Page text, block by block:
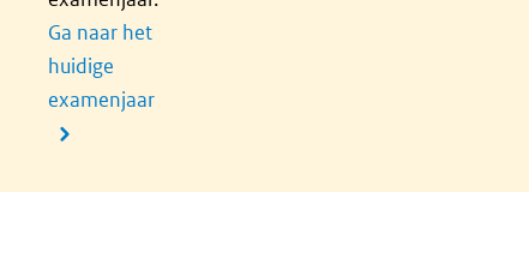
Ga naar het
huidige
examenjaar